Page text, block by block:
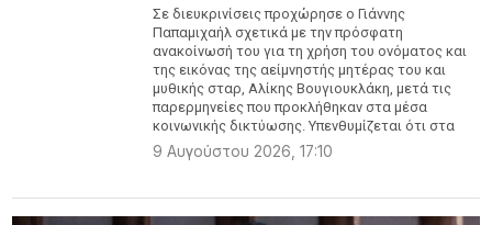
Σε διευκρινίσεις προχώρησε ο Γιάννης
Παπαμιχαήλ σχετικά με την πρόσφατη
ανακοίνωσή του για τη χρήση του ονόματος και
της εικόνας της αείμνηστής μητέρας του και
μυθικής σταρ, Αλίκης Βουγιουκλάκη, μετά τις
παρερμηνείες που προκλήθηκαν στα μέσα
κοινωνικής δικτύωσης. Υπενθυμίζεται ότι στα
9 Αυγούστου 2026, 17:10